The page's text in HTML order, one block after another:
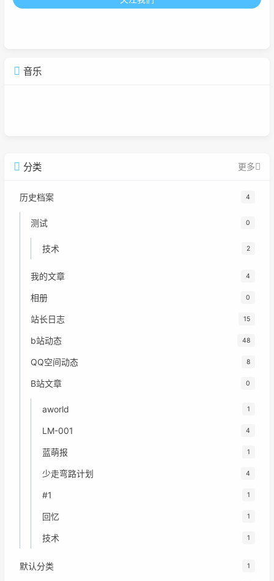
音乐
分类 更多
历史档案 4
测试 0
技术 2
我的文章 4
相册 0
站长日志 15
b站动态 48
QQ空间动态 8
B站文章 0
aworld 1
LM-001 4
蓝萌报 1
少走弯路计划 4
#1 1
回忆 1
技术 1
默认分类 1